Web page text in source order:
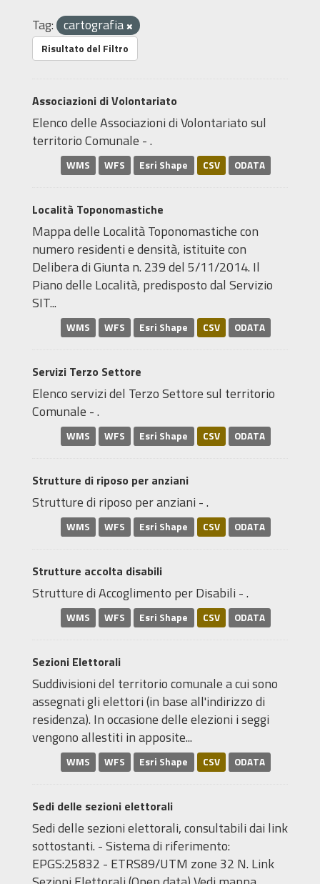
Tag: cartografia
Risultato del Filtro
Associazioni di Volontariato
Elenco delle Associazioni di Volontariato sul
territorio Comunale - .
WMS WFS Esri Shape CSV ODATA
Località Toponomastiche
Mappa delle Località Toponomastiche con
numero residenti e densità, istituite con
Delibera di Giunta n. 239 del 5/11/2014. Il
Piano delle Località, predisposto dal Servizio
SIT...
WMS WFS Esri Shape CSV ODATA
Servizi Terzo Settore
Elenco servizi del Terzo Settore sul territorio
Comunale - .
WMS WFS Esri Shape CSV ODATA
Strutture di riposo per anziani
Strutture di riposo per anziani - .
WMS WFS Esri Shape CSV ODATA
Strutture accolta disabili
Strutture di Accoglimento per Disabili - .
WMS WFS Esri Shape CSV ODATA
Sezioni Elettorali
Suddivisioni del territorio comunale a cui sono
assegnati gli elettori (in base all'indirizzo di
residenza). In occasione delle elezioni i seggi
vengono allestiti in apposite...
WMS WFS Esri Shape CSV ODATA
Sedi delle sezioni elettorali
Sedi delle sezioni elettorali, consultabili dai link
sottostanti. - Sistema di riferimento:
EPGS:25832 - ETRS89/UTM zone 32 N. Link